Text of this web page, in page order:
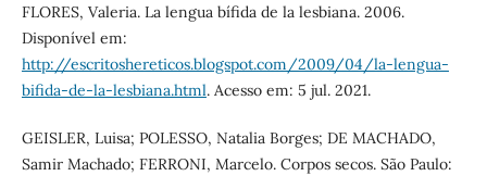
FLORES, Valeria. La lengua bífida de la lesbiana. 2006.
Disponível em:
http://escritoshereticos.blogspot.com/2009/04/la-lengua-
bifida-de-la-lesbiana.html. Acesso em: 5 jul. 2021.
GEISLER, Luisa; POLESSO, Natalia Borges; DE MACHADO,
Samir Machado; FERRONI, Marcelo. Corpos secos. São Paulo: